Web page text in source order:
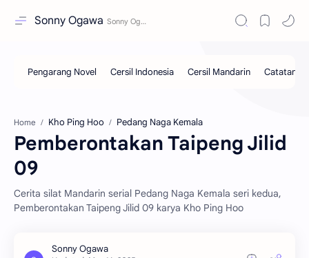
Sonny Ogawa
Home Kho Ping Hoo Pedang Naga Kemala
Pemberontakan Taipeng Jilid
09
Cerita silat Mandarin serial Pedang Naga Kemala seri kedua,
Pemberontakan Taipeng Jilid 09 karya Kho Ping Hoo